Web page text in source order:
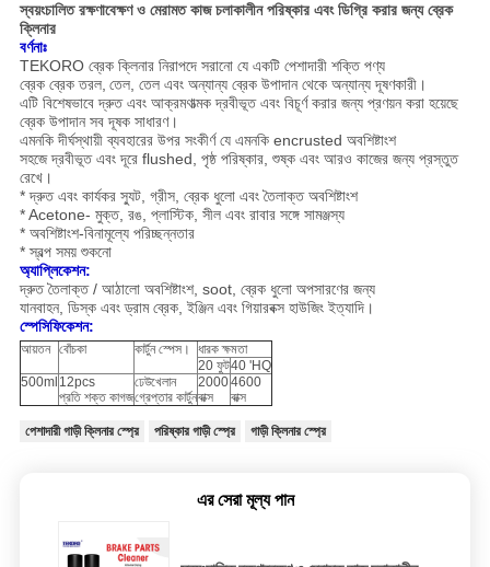
স্বয়ংচালিত রক্ষণাবেক্ষণ ও মেরামত কাজ চলাকালীন পরিষ্কার এবং ডিগ্রি করার জন্য ব্রেক
ক্লিনার
বর্ণনাঃ
TEKORO ব্রেক ক্লিনার নিরাপদে সরানো যে একটি পেশাদারী শক্তি পণ্য
ব্রেক ব্রেক তরল, তেল, তেল এবং অন্যান্য ব্রেক উপাদান থেকে অন্যান্য দূষণকারী।
এটি বিশেষভাবে দ্রুত এবং আক্রমণাত্মক দ্রবীভূত এবং বিচূর্ণ করার জন্য প্রণয়ন করা হয়েছে
ব্রেক উপাদান সব দূষক সাধারণ।
এমনকি দীর্ঘস্থায়ী ব্যবহারের উপর সংকীর্ণ যে এমনকি encrusted অবশিষ্টাংশ
সহজে দ্রবীভূত এবং দূরে flushed, পৃষ্ঠ পরিষ্কার, শুষ্ক এবং আরও কাজের জন্য প্রস্তুত
রেখে।
* দ্রুত এবং কার্যকর স্যুট, গ্রীস, ব্রেক ধুলো এবং তৈলাক্ত অবশিষ্টাংশ
* Acetone- মুক্ত, রঙ, প্লাস্টিক, সীল এবং রাবার সঙ্গে সামঞ্জস্য
* অবশিষ্টাংশ-বিনামূল্যে পরিচ্ছন্নতার
* স্বল্প সময় শুকনো
অ্যাপ্লিকেশন:
দ্রুত তৈলাক্ত / আঠালো অবশিষ্টাংশ, soot, ব্রেক ধুলো অপসারণের জন্য
যানবাহন, ডিস্ক এবং ড্রাম ব্রেক, ইঞ্জিন এবং গিয়ারবক্স হাউজিং ইত্যাদি।
স্পেসিফিকেশন:
আয়তন বোঁচকা কার্টুন স্পেস।
ধারক ক্ষমতা
20 ফুট40 'HQ
500ml 12pcs
প্রতি শক্ত কাগজ
ঢেউখেলান
গ্রেপ্তার কার্টুন
2000
বাক্স
4600
বাক্স
পেশাদারী গাড়ী ক্লিনার স্প্রে পরিষ্কার গাড়ী স্প্রে গাড়ী ক্লিনার স্প্রে
এর সেরা মূল্য পান